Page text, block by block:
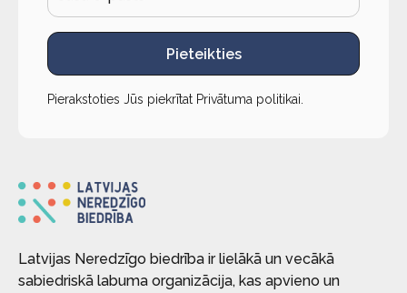
Pieteikties
Pierakstoties Jūs piekrītat Privātuma politikai
Latvijas Neredzīgo biedrība ir lielākā un vecākā
sabiedriskā labuma organizācija, kas apvieno un